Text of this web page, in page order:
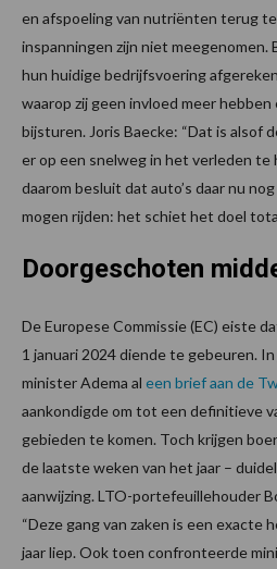
en afspoeling van nutriënten terug
inspanningen zijn niet meegenomen.
hun huidige bedrijfsvoering
waarop zij geen invloed meer
bijsturen. Joris Baecke: “Dat is alsof
er op een snelweg in het verleden te
daarom besluit dat auto’s daar nu
mogen rijden: het schiet het doel
Doorgeschoten
De Europese Commissie (EC) eiste
1 januari 2024 diende te gebeuren.
minister Adema al een brief aan de
aankondigde om tot een definitieve
gebieden te komen. Toch krijgen
de laatste weken van het jaar –
aanwijzing. LTO-portefeuillehouder
“Deze gang van zaken is een exacte
jaar liep. Ook toen confronteerde